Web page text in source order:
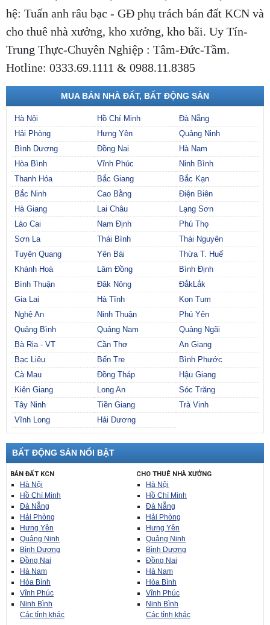
hệ: Tuấn anh râu bạc - GĐ phụ trách bán đất KCN và
cho thuê nhà xưởng, kho xưởng, kho bãi. Uy Tín-
Trung Thực-Chuyên Nghiệp : Tâm-Đức-Tầm.
Hotline: 0333.69.1111 & 0988.11.8385
MUA BÁN NHÀ ĐẤT, BẤT ĐỘNG SẢN
Hà Nội Hồ Chí Minh
Đà Nẵng
Hải Phòng
Hưng Yên
Quảng Ninh
Bình Dương
Đồng Nai
Hà Nam
Hòa Bình
Vĩnh Phúc
Ninh Bình
Thanh Hóa
Bắc Giang
Bắc Kạn
Bắc Ninh
Cao Bằng
Điện Biên
Hà Giang
Lai Châu
Lạng Sơn
Lào Cai
Nam Định
Phú Thọ
Sơn La
Thái Bình
Thái Nguyên
Tuyên Quang
Yên Bái
Thừa T. Huế
Khánh Hoà
Lâm Đồng
Bình Định
Bình Thuận
Đăk Nông
ĐắkLắk
Gia Lai
Hà Tĩnh
Kon Tum
Nghệ An
Ninh Thuận
Phú Yên
Quảng Bình
Quảng Nam
Quảng Ngãi
Bà Rịa - VT
Cần Thơ
An Giang
Bạc Liêu
Bến Tre
Bình Phước
Cà Mau
Đồng Tháp
Hậu Giang
Kiên Giang
Long An
Sóc Trăng
Tây Ninh
Tiền Giang
Trà Vinh
Vĩnh Long
Hải Dương
BẤT ĐỘNG SẢN NỔI BẬT
BÁN ĐẤT KCN
Hà Nội
Hồ Chí Minh
Đà Nẵng
Hải Phòng
Hưng Yên
Quảng Ninh
Bình Dương
Đồng Nai
Hà Nam
Hòa Bình
Vĩnh Phúc
Ninh Bình
Các tỉnh khác
CHO THUÊ NHÀ XƯỞNG
Hà Nội
Hồ Chí Minh
Đà Nẵng
Hải Phòng
Hưng Yên
Quảng Ninh
Bình Dương
Đồng Nai
Hà Nam
Hòa Bình
Vĩnh Phúc
Ninh Bình
Các tỉnh khác